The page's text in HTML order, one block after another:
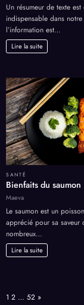
Un résumeur de texte
indispensable dans
l’information est…
Lire la suite
SANTÉ
Bienfaits du saumon
Maeva
Le saumon est un
apprécié pour sa saveur
nombreux…
Lire la suite
Page:
1 2 … 52 Next
»